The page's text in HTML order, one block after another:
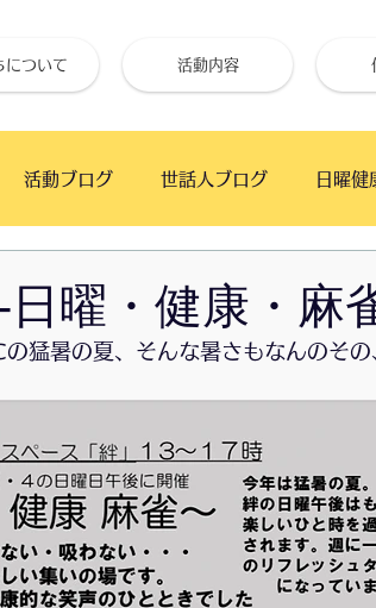
について 活動内容
活動ブログ 世話人ブログ 日曜健
カフェ
ン朝市 ワイガヤ会 朝日新聞厚生文
お抹茶Cafeゆきのわ 紙巻アート
日曜・健康・麻
猛暑の夏、そんな暑さもなんのその